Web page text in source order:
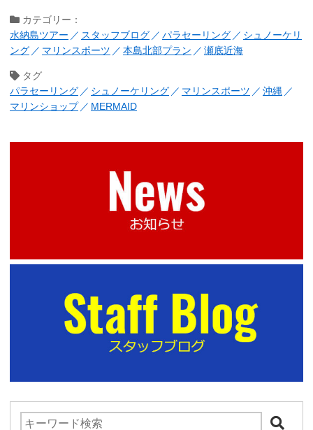
カテゴリー：
水納島ツアー
スタッフブログ パラセーリング
シュノーケリ
ング
マリンスポーツ 本島北部プラン 瀬底近海
タグ
パラセーリング
シュノーケリング マリンスポーツ
沖縄
マリンショップ
MERMAID